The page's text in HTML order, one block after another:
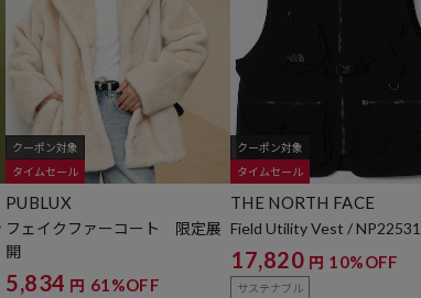
クーポン対象
タイムセール
PUBLUX
フェイクファーコート 限定展
開
5,834 円 61%OFF
クーポン対象
タイムセール
THE NORTH FACE
Field Utility Vest / NP22531
17,820 円 10%OFF
サステナブル